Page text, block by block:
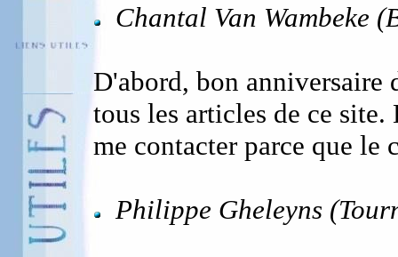
Chantal Van Wambeke
D'abord, bon anniversaire
tous les articles de ce
me contacter parce que le
Philippe Gheleyns